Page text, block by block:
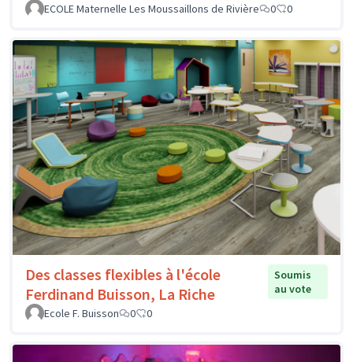
ECOLE Maternelle Les Moussaillons de Rivière 0 0
Des classes flexibles à l'école
Ferdinand Buisson, La Riche
Soumis
au vote
Ecole F. Buisson
0 0